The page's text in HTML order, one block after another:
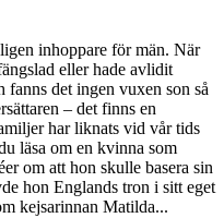
inhoppare för män. När
eller hade avlidit
fanns det ingen vuxen son så
– det finns en
har liknats vid vår tids
läsa om en kvinna som
om att hon skulle basera sin
hon Englands tron i sitt eget
kejsarinnan Matilda...